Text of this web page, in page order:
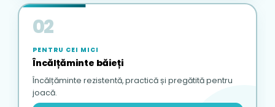
02
PENTRU CEI MICI
Încălțăminte băieți
Încălțăminte rezistentă, practică și pregătită pentru
joacă.